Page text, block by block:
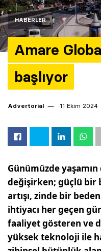
HABERLER
Amare
başlıyor
Advertorial 11 Ekim 2024
Günümüzde
değişirken; güçlü bir
artışı, zinde bir
ihtiyacı her geçen
faaliyet gösteren ve
yüksek teknoloji ile